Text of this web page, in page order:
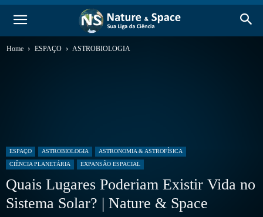
Home ESPAÇO ASTROBIOLOGIA
ESPAÇO ASTROBIOLOGIA
ASTRONOMIA & ASTROFÍSICA
CIÊNCIA PLANETÁRIA
EXPANSÃO ESPACIAL
Quais Lugares Poderiam Existir Vida no
Sistema Solar? | Nature & Space